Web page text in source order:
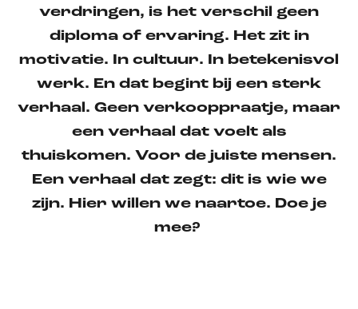
verdringen, is het verschil geen
diploma of ervaring. Het zit in
motivatie. In cultuur. In betekenisvol
werk. En dat begint bij een sterk
verhaal. Geen verkooppraatje, maar
een verhaal dat voelt als
thuiskomen. Voor de juiste mensen.
Een verhaal dat zegt: dit is wie we
zijn. Hier willen we naartoe. Doe je
mee?